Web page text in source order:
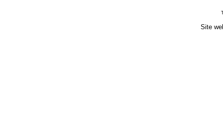
Site